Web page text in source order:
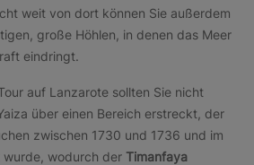
weit von dort können Sie außerdem
große Höhlen, in denen das Meer
eindringt.
auf Lanzarote sollten Sie nicht
über einen Bereich erstreckt, der
zwischen 1730 und 1736 und im
wodurch der Timanfaya